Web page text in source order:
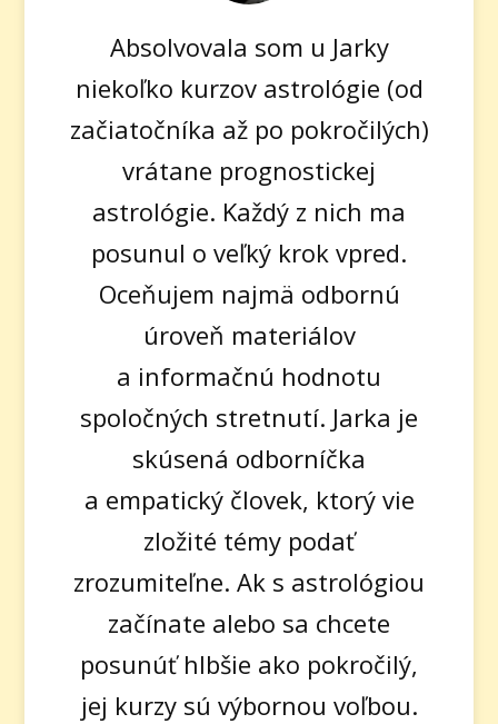
Absolvovala som u Jarky
niekoľko kurzov astrológie (od
začiatočníka až po pokročilých)
vrátane prognostickej
astrológie. Každý z nich ma
posunul o veľký krok vpred.
Oceňujem najmä odbornú
úroveň materiálov
a informačnú hodnotu
spoločných stretnutí. Jarka je
skúsená odborníčka
a empatický človek, ktorý vie
zložité témy podať
zrozumiteľne. Ak s astrológiou
začínate alebo sa chcete
posunúť hlbšie ako pokročilý,
jej kurzy sú výbornou voľbou.